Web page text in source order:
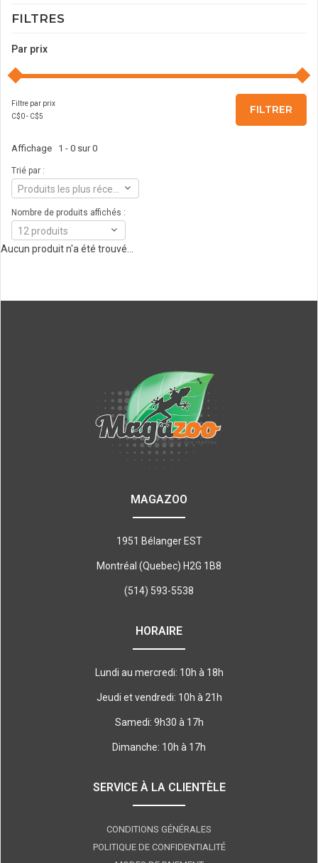
FILTRES
Par prix
Filtre par prix
C$0- C$5
FILTRER
Affichage 1 - 0 sur 0
Trié par :
Nombre de produits affichés :
12 produits
Aucun produit n'a été trouvé...
MAGAZOO
1951 Bélanger EST
Montréal (Quebec) H2G 1B8
(514) 593-5538
HORAIRE
Lundi au mercredi: 10h à 18h
Jeudi et vendredi: 10h à 21h
Samedi: 9h30 à 17h
Dimanche: 10h à 17h
SERVICE À LA CLIENTÈLE
CONDITIONS GÉNÉRALES
POLITIQUE DE CONFIDENTIALITÉ